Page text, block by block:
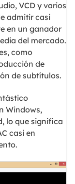
VCD y varios
admitir casi
en un ganador
del mercado.
como
de
de subtítulos.
Windows,
lo que significa
casi en